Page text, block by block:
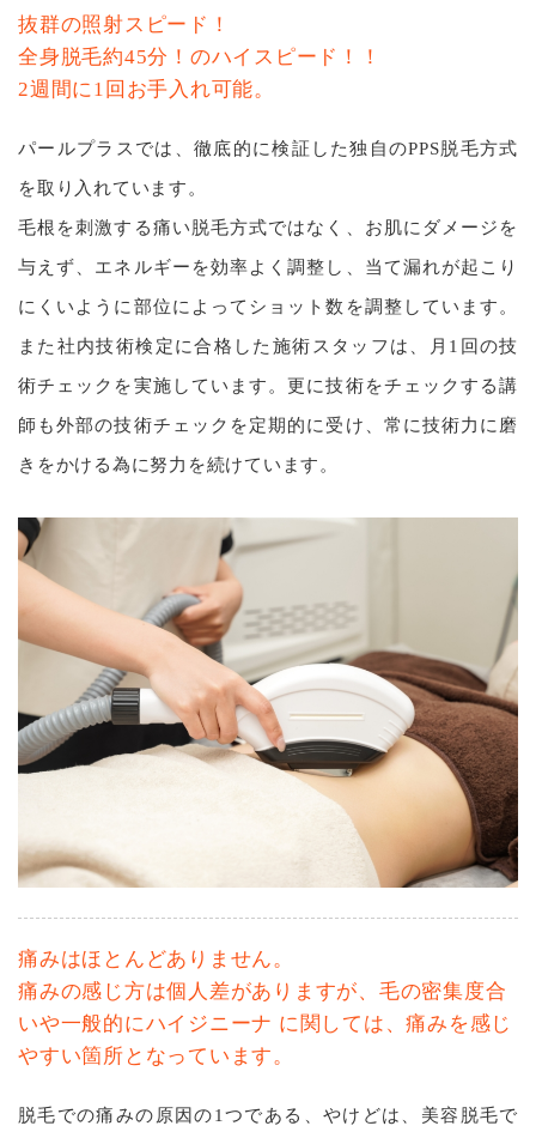
抜群の照射スピード！
全⾝脱⽑約45分！のハイスピード！！
2週間に1回お⼿⼊れ可能。
パールプラスでは、徹底的に検証した独自のPPS脱毛方式
を取り入れています。
毛根を刺激する痛い脱毛方式ではなく、お肌にダメージを
与えず、エネルギーを効率よく調整し、当て漏れが起こり
にくいように部位によってショット数を調整しています。
また社内技術検定に合格した施術スタッフは、月1回の技
術チェックを実施しています。更に技術をチェックする講
師も外部の技術チェックを定期的に受け、常に技術力に磨
きをかける為に努力を続けています。
痛みはほとんどありません。
痛みの感じ方は個人差がありますが、毛の密集度合
いや一般的にハイジニーナ に関しては、痛みを感じ
やすい箇所となっています。
脱毛での痛みの原因の1つである、やけどは、美容脱⽑で